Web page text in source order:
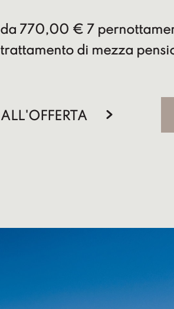
da 770,00 € 7
trattamento di mezza
ALL'OFFERTA